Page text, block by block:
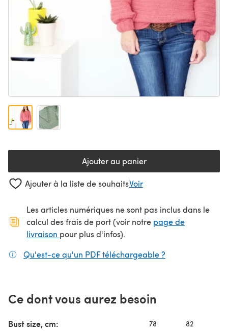
Ajouter au panier
Ajouter à la liste de souhaitsVoir
Les articles numériques ne sont pas inclus dans le
calcul des frais de port (voir notre page de
livraison (s'ouvre dans un nouvel onglet)
pour plus d'infos).
Qu'est-ce qu'un PDF téléchargeable ?
Ce dont vous aurez besoin
Bust size, cm: 78 82